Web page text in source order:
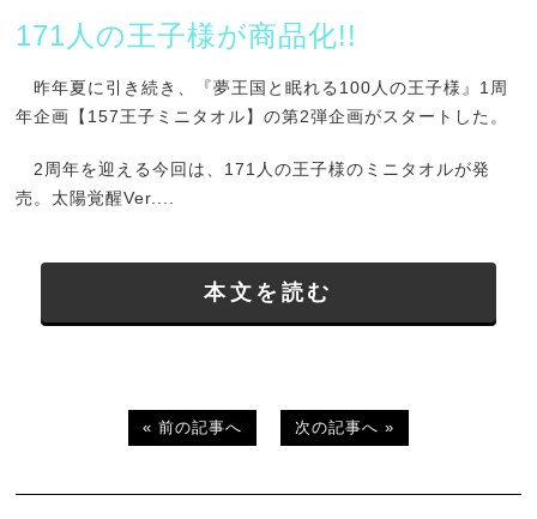
171人の王子様が商品化!!
昨年夏に引き続き、『夢王国と眠れる100人の王子様』1周
年企画【157王子ミニタオル】の第2弾企画がスタートした。
2周年を迎える今回は、171人の王子様のミニタオルが発
売。太陽覚醒Ver....
本文を読む
« 前の記事へ 次の記事へ »